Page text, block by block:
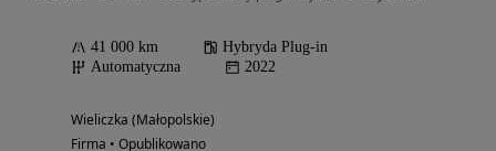
41 000 km
Hybryda Plug-in
Automatyczna
2022
Wieliczka (Małopolskie)
Firma • Opublikowano